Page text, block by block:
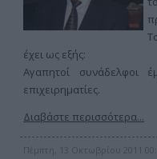
έχει ως εξής:
Αγαπητοί συνάδελφοι
επιχειρηματίες.
Διαβάστε περισσότερα...
Πέμπτη, 13 Οκτωβρίου 2011